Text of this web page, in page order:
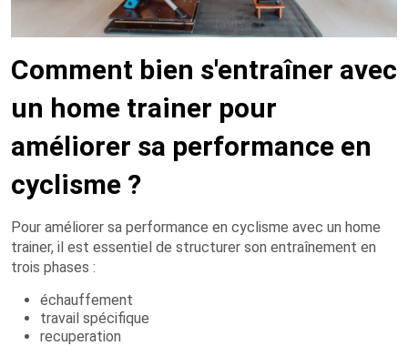
Comment bien s'entraîner avec
un home trainer pour
améliorer sa performance en
cyclisme ?
Pour améliorer sa performance en cyclisme avec un home
trainer, il est essentiel de structurer son entraînement en
trois phases :
échauffement
travail spécifique
recuperation